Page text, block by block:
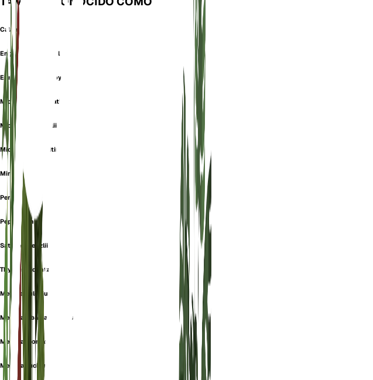
Calamintha Fenzlii
English Pennyroyal
European Pennyroyal
Micromeria Dalmatica
Micromeria Fenzlii
Micromeria Maritima
Minthe Pulegia
Pennyroyal
Peppermint
Satureja Fenzlii
Thymus Bidentatus
Melissa pulegium
Mentha albarracinensis
Mentha aromatica
Mentha aucheri